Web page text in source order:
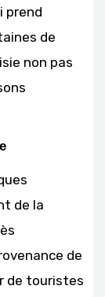
prend
de
non pas
de la
de
de touristes